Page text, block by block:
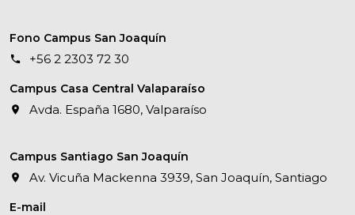
Fono Campus San Joaquín
+56 2 2303 72 30
Campus Casa Central Valaparaíso
Avda. España 1680, Valparaíso
Campus Santiago San Joaquín
Av. Vicuña Mackenna 3939, San Joaquín, Santiago
E-mail